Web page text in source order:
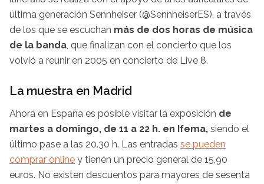
última generación Sennheiser (@SennheiserES), a través
de los que se escuchan más de dos horas de música
de la banda, que finalizan con el concierto que los
volvió a reunir en 2005 en concierto de Live 8.
La muestra en Madrid
Ahora en España es posible visitar la exposición de
martes a domingo, de 11 a 22 h. en Ifema, siendo el
último pase a las 20.30 h. Las entradas se pueden
comprar online y tienen un precio general de 15,90
euros. No existen descuentos para mayores de sesenta